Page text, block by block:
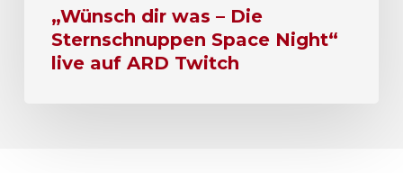
„Wünsch dir was – Die
Sternschnuppen Space Night“
live auf ARD Twitch